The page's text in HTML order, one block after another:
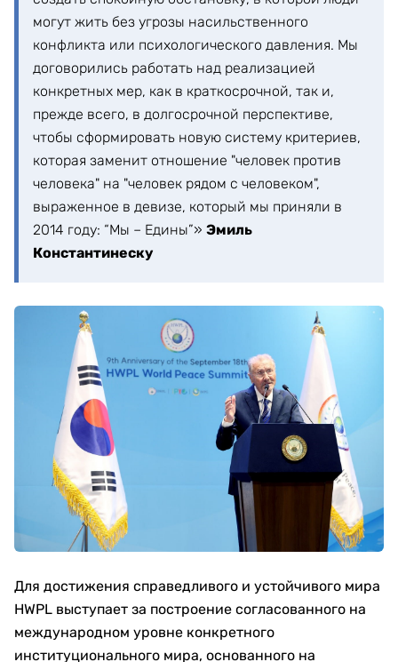
могут жить без угрозы насильственного
конфликта или психологического давления. Мы
договорились работать над реализацией
конкретных мер, как в краткосрочной, так и,
прежде всего, в долгосрочной перспективе,
чтобы сформировать новую систему критериев,
которая заменит отношение "человек против
человека" на "человек рядом с человеком",
выраженное в девизе, который мы приняли в
2014 году: “Мы – Едины”» Эмиль
Константинеску
Для достижения справедливого и устойчивого мира
HWPL выступает за построение согласованного на
международном уровне конкретного
институционального мира, основанного на